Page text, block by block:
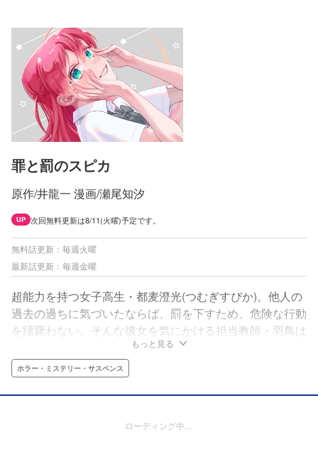
罪と罰のスピカ
原作/井龍一 漫画/瀬尾知汐
UP 次回無料更新は8/11(火曜)予定です。
無料話更新：毎週火曜
最新話更新：毎週金曜
超能力を持つ女子高生・都麦澄光(つむぎすぴか)。他人の
過去の過ちに気づいたならば、罰を下すため、危険な行動
を躊躇わない。そんな彼女を気にかける担当教師・羽鳥は
ある日、駅のホームで澄光が起こした事件に巻き込まれて
ーー？
もっと見る
ホラー・ミステリー・サスペンス
ローディング中…